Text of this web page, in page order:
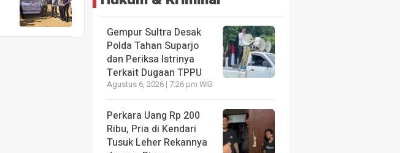
Gempur Sultra Desak
Polda Tahan Suparjo
dan Periksa Istrinya
Terkait Dugaan TPPU
Agustus 6, 2026 | 7:26 pm WIB
Perkara Uang Rp 200
Ribu, Pria di Kendari
Tusuk Leher Rekannya